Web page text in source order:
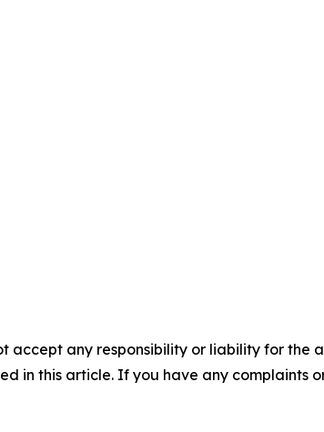
accept any responsibility or liability for the
in this article. If you have any complaints